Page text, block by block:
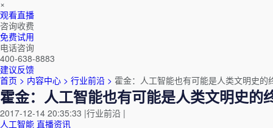
×
观看直播
咨询收费
免费试用
电话咨询
400-638-8883
建议反馈
首页 > 内容中心 > 行业前沿 > 霍金：人工智能也有可能是人类文明史的
霍金：人工智能也有可能是人类文明史的
2017-12-14 20:35:33 |行业前沿 |
人工智能 直播资讯